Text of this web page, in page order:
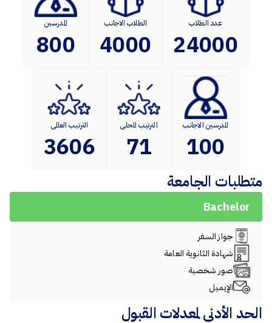
عدد الطلاب
24000
الطلاب الاجانب
4000
المدرسين
800
المدرسين الاجانب
100
الترتيب المحلى
71
الترتيب العالمى
3606
متطلبات الجامعة
Bachelor
جواز السفر
شهادة الثانوية العامة
صور شخصية
الإيميل
الحد الأدنى لمعدلات القبول